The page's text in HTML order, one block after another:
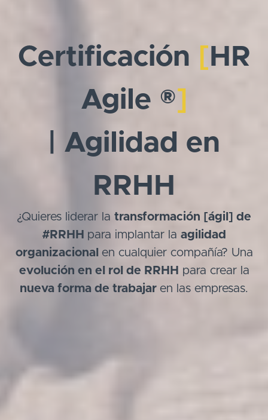
Certificación [ HR
Agile ®]
| Agilidad en
RRHH
¿Quieres liderar la transformación [ágil] de
#RRHH para implantar la agilidad
organizacional en cualquier compañía? Una
evolución en el rol de RRHH para crear la
nueva forma de trabajar en las empresas.